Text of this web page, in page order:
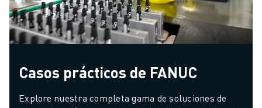
Casos prácticos de FANUC
Explore nuestra completa gama de soluciones de